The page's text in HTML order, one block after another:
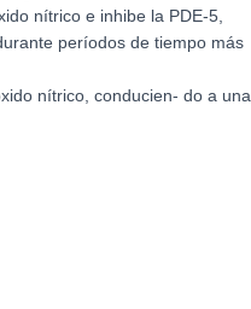
nítrico e inhibe la PDE-5,
períodos de tiempo más
nítrico, conducien- do a una